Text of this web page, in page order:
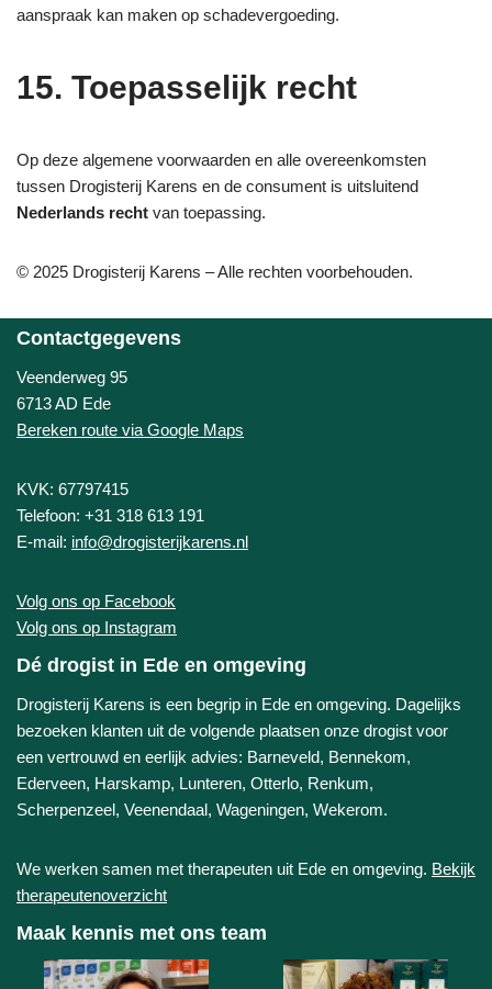
aanspraak kan maken op schadevergoeding.
15. Toepasselijk recht
Op deze algemene voorwaarden en alle overeenkomsten
tussen Drogisterij Karens en de consument is uitsluitend
Nederlands recht van toepassing.
© 2025 Drogisterij Karens – Alle rechten voorbehouden.
Contactgegevens
Veenderweg 95
6713 AD Ede
Bereken route via Google Maps
KVK: 67797415
Telefoon: +31 318 613 191
E-mail: info@drogisterijkarens.nl
Volg ons op Facebook
Volg ons op Instagram
Dé drogist in Ede en omgeving
Drogisterij Karens is een begrip in Ede en omgeving. Dagelijks
bezoeken klanten uit de volgende plaatsen onze drogist voor
een vertrouwd en eerlijk advies: Barneveld, Bennekom,
Ederveen, Harskamp, Lunteren, Otterlo, Renkum,
Scherpenzeel, Veenendaal, Wageningen, Wekerom.
We werken samen met therapeuten uit Ede en omgeving. Bekijk
therapeutenoverzicht
Maak kennis met ons team